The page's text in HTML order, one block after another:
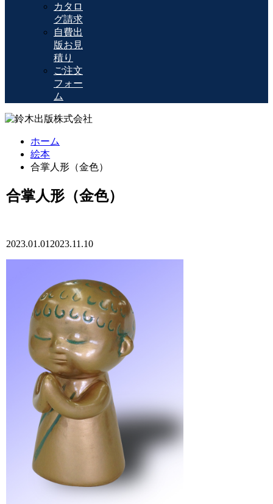
カタロ
グ請求
自費出
版お見
積り
ご注文
フォー
ム
ホーム
絵本
合掌人形（金色）
合掌人形（金色）
2023.01.01 2023.11.10